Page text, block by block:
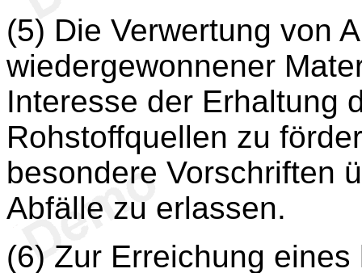
(5) Die Verwertung von
wiedergewonnener
Interesse der Erhaltung
Rohstoffquellen zu
besondere Vorschriften
Abfälle zu erlassen.
(6) Zur Erreichung